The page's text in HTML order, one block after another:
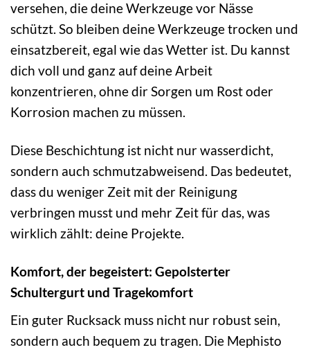
versehen, die deine Werkzeuge vor Nässe
schützt. So bleiben deine Werkzeuge trocken und
einsatzbereit, egal wie das Wetter ist. Du kannst
dich voll und ganz auf deine Arbeit
konzentrieren, ohne dir Sorgen um Rost oder
Korrosion machen zu müssen.
Diese Beschichtung ist nicht nur wasserdicht,
sondern auch schmutzabweisend. Das bedeutet,
dass du weniger Zeit mit der Reinigung
verbringen musst und mehr Zeit für das, was
wirklich zählt: deine Projekte.
Komfort, der begeistert: Gepolsterter
Schultergurt und Tragekomfort
Ein guter Rucksack muss nicht nur robust sein,
sondern auch bequem zu tragen. Die Mephisto